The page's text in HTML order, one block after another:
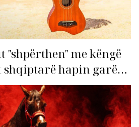
me këngë
hapin garën